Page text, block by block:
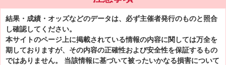
結果・成績・オッズなどのデータは、必ず主催者発行のものと照合
し確認してください。
本サイトのページ上に掲載されている情報の内容に関しては万全を
期しておりますが、その内容の正確性および安全性を保証するもの
ではありません。 当該情報に基づいて被ったいかなる損害について